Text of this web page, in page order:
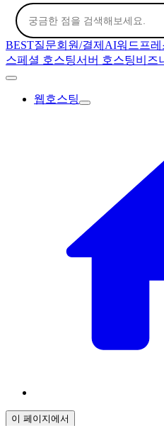
BEST질문회원/결제 AI워드프레
스페셜 호스팅서버 호스팅비즈
웹호스팅
이 페이지에서